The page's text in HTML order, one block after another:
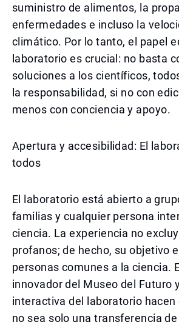
suministro de alimentos, la
enfermedades e incluso la
climático. Por lo tanto, el papel
laboratorio es crucial: no basta
soluciones a los científicos,
la responsabilidad, si no con
menos con conciencia y apoyo.
Apertura y accesibilidad: El
todos
El laboratorio está abierto a
familias y cualquier persona
ciencia. La experiencia no
profanos; de hecho, su objetivo
personas comunes a la ciencia.
innovador del Museo del Futuro
interactiva del laboratorio hacen
no sea solo una transferencia